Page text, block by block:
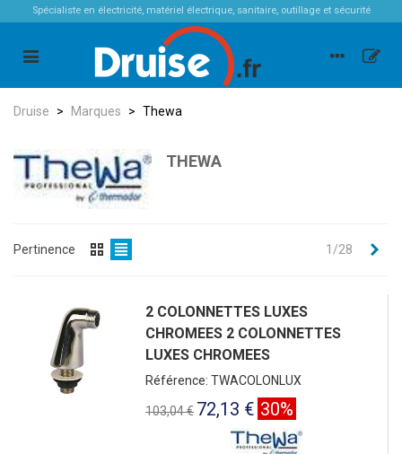
Spécialiste en électricité, matériel électrique, sanitaire, outillage et sécurité
Druise > Marques > Thewa
THEWA
Pertinence 1/28
2 COLONNETTES LUXES
CHROMEES 2 COLONNETTES
LUXES CHROMEES
Référence: TWACOLONLUX
103,04 € 72,13 € 30%